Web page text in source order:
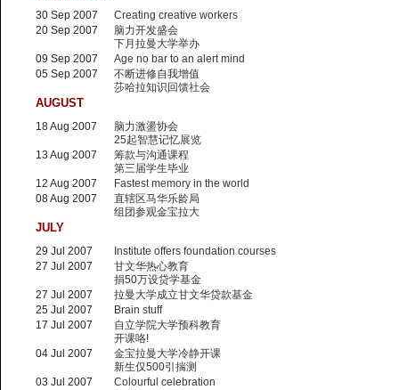
30 Sep 2007
Creating creative workers
20 Sep 2007
脑力开发盛会
下月拉曼大学举办
09 Sep 2007
Age no bar to an alert mind
05 Sep 2007
不断进修自我增值
莎哈拉知识回馈社会
AUGUST
18 Aug 2007
脑力激盪协会
25起智慧记忆展览
13 Aug 2007
筹款与沟通课程
第三届学生毕业
12 Aug 2007
Fastest memory in the world
08 Aug 2007
直辖区马华乐龄局
组团参观金宝拉大
JULY
29 Jul 2007
Institute offers foundation courses
27 Jul 2007
甘文华热心教育
捐50万设贷学基金
27 Jul 2007
拉曼大学成立甘文华贷款基金
25 Jul 2007
Brain stuff
17 Jul 2007
自立学院大学预科教育
开课咯!
04 Jul 2007
金宝拉曼大学冷静开课
新生仅500引揣测
03 Jul 2007
Colourful celebration